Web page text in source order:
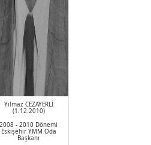
Yılmaz CEZAYERLİ
(1.12.2010)
2008 - 2010 Dönemi
Eskişehir YMM Oda
Başkanı